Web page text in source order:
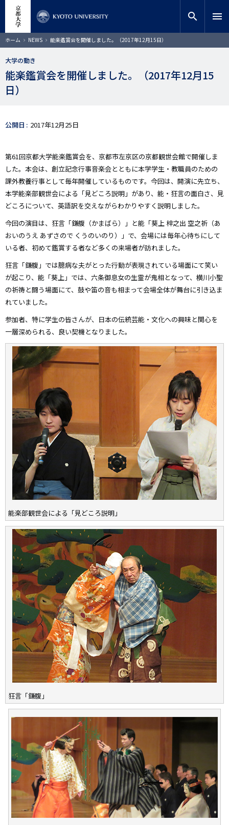
コ
ン
ン
ツ
サイト内検索 search menu
ホーム NEWS 能楽鑑賞会を開催しました。（2017年12月15日）
大学の動き
能楽鑑賞会を開催しました。（2017年12月15
日）
公開日 2017年12月25日
第61回京都大学能楽鑑賞会を、京都市左京区の京都観世会館で開催しま
した。本会は、創立記念行事音楽会とともに本学学生・教職員のための
課外教養行事として毎年開催しているものです。今回は、開演に先立ち、
本学能楽部観世会による「見どころ説明」があり、能・狂言の面白さ、見
どころについて、英語訳を交えながらわかりやすく説明しました。
今回の演目は、狂言「鎌腹（かまばら）」と能「葵上 梓之出 空之祈（あ
おいのうえ あずさので くうのいのり）」で、会場には毎年心待ちにして
いる者、初めて鑑賞する者など多くの来場者が訪れました。
狂言「鎌腹」では臆病な夫がとった行動が表現されている場面にて笑い
が起こり、能「葵上」では、六条御息女の生霊が鬼相となって、横川小聖
の祈祷と闘う場面にて、鼓や笛の音も相まって会場全体が舞台に引き込ま
れていました。
参加者、特に学生の皆さんが、日本の伝統芸能・文化への興味と関心を
一層深められる、良い契機となりました。
能楽部観世会による「見どころ説明」
狂言「鎌腹」